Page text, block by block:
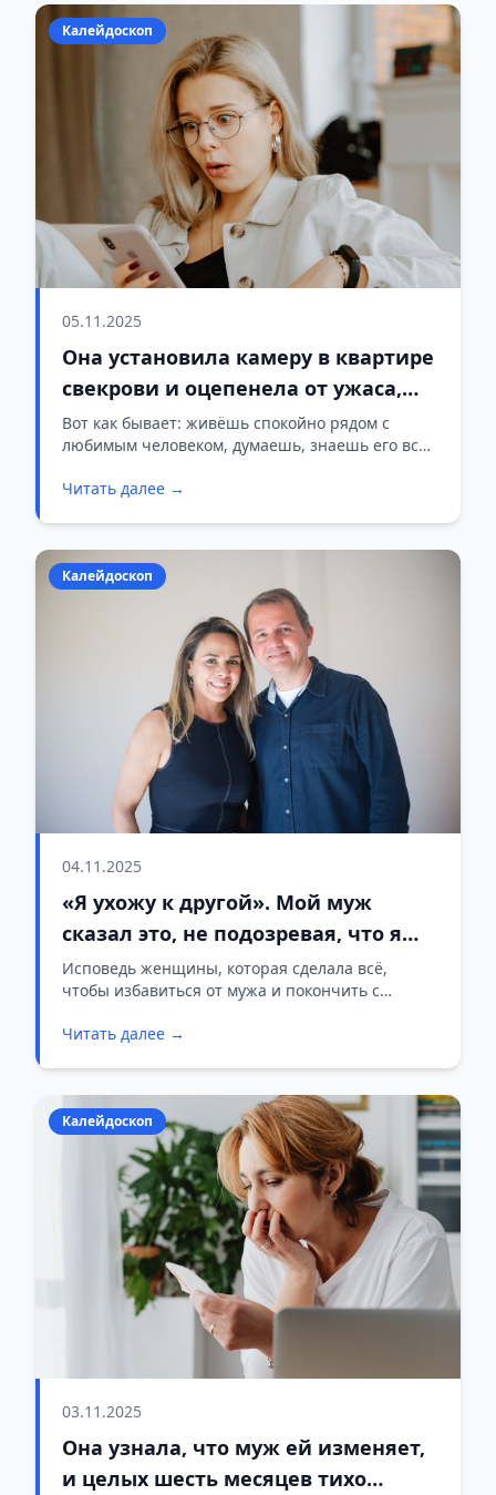
Калейдоскоп
05.11.2025
Она установила камеру в квартире
свекрови и оцепенела от ужаса,
увидев, что делает её муж
Вот как бывает: живёшь спокойно рядом с
любимым человеком, думаешь, знаешь его всю
было большой ошибкой. Так получилось и у
Читать далее →
Калейдоскоп
04.11.2025
«Я ухожу к другой». Мой муж
сказал это, не подозревая, что я
уже подготовила ему ловушку
Исповедь женщины, которая сделала всё,
чтобы избавиться от мужа и покончить с
Читать далее →
Калейдоскоп
03.11.2025
Она узнала, что муж ей изменяет,
и целых шесть месяцев тихо